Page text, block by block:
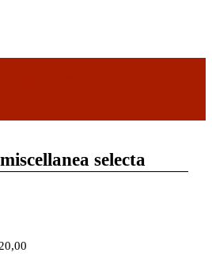
selecta